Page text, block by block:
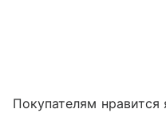
Покупателям